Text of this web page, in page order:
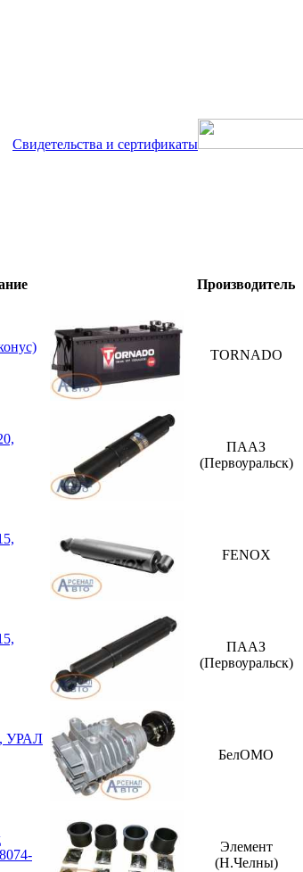
Свидетельства и сертификаты
Производитель
TORNADO
ПААЗ
(Первоуральск)
FENOX
ПААЗ
(Первоуральск)
УРАЛ
БелОМО
Элемент
(Н.Челны)